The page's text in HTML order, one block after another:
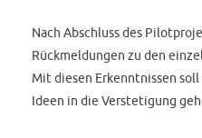
Nach Abschluss des
Rückmeldungen zu den
Mit diesen Erkenntnissen
Ideen in die Verstetigung